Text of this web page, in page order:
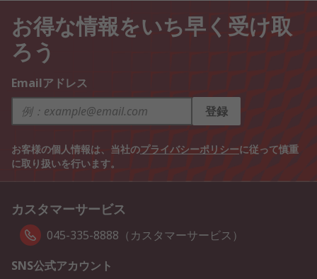
お得な情報をいち早く受け取
ろう
Emailアドレス
登録
お客様の個人情報は、当社のプライバシーポリシーに従って慎重
に取り扱いを行います。
カスタマーサービス
045-335-8888（カスタマーサービス）
SNS公式アカウント